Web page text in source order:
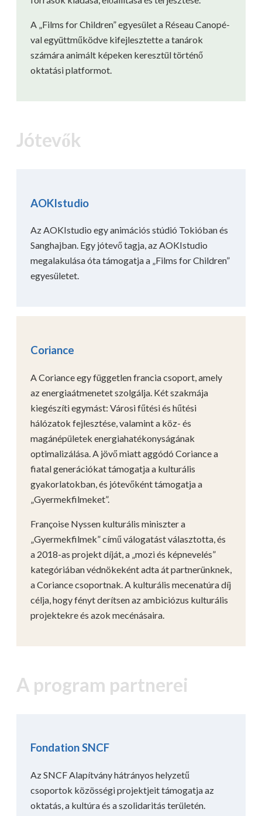
A „Films for Children” egyesület a Réseau Canopé-
val együttműködve kifejlesztette a tanárok
számára animált képeken keresztül történő
oktatási platformot.
Jótevők
AOKIstudio
Az AOKIstudio egy animációs stúdió Tokióban és
Sanghajban. Egy jótevő tagja, az AOKIstudio
megalakulása óta támogatja a „Films for Children”
egyesületet.
Coriance
A Coriance egy független francia csoport, amely
az energiaátmenetet szolgálja. Két szakmája
kiegészíti egymást: Városi fűtési és hűtési
hálózatok fejlesztése, valamint a köz- és
magánépületek energiahatékonyságának
optimalizálása. A jövő miatt aggódó Coriance a
fiatal generációkat támogatja a kulturális
gyakorlatokban, és jótevőként támogatja a
„Gyermekfilmeket”.
Françoise Nyssen kulturális miniszter a
„Gyermekfilmek” című válogatást választotta, és
a 2018-as projekt díját, a „mozi és képnevelés”
kategóriában védnökeként adta át partnerünknek,
a Coriance csoportnak. A kulturális mecenatúra díj
célja, hogy fényt derítsen az ambiciózus kulturális
projektekre és azok mecénásaira.
A program partnerei
Fondation SNCF
Az SNCF Alapítvány hátrányos helyzetű
csoportok közösségi projektjeit támogatja az
oktatás, a kultúra és a szolidaritás területén.